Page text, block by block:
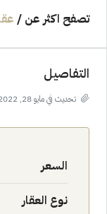
تصفح اكثر عن /
التفاصيل
تحديث في مايو 28, 2022 في 4:35 م
السعر
نوع العقار